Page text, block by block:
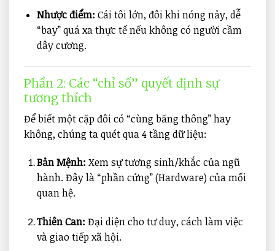
Nhược điểm: Cái tôi lớn, đôi khi nóng nảy, dễ
“bay” quá xa thực tế nếu không có người cầm
dây cương.
Phần 2: Các “chỉ số” quyết định sự
tương thích
Để biết một cặp đôi có “cùng băng thông” hay
không, chúng ta quét qua 4 tầng dữ liệu:
Bản Mệnh: Xem sự tương sinh/khắc của ngũ
hành. Đây là “phần cứng” (Hardware) của mối
quan hệ.
Thiên Can: Đại diện cho tư duy, cách làm việc
và giao tiếp xã hội.